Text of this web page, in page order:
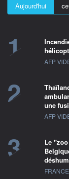
Aujourd'hui
1 AFP
2
une
AFP
3
Le